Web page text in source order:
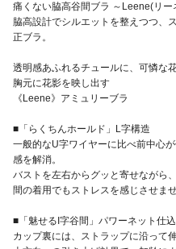
痛くない脇高谷間ブラ ～Leene(リー
脇高設計でシルエットを整えつつ、
正ブラ。
透明感あふれるチュールに、可憐な
胸元に花影を映し出す
《Leene》アミュリーブラ
■「らくちんホールド」L字構造
一般的なU字ワイヤーに比べ前中心
感を解消。
バストを左右からグッと寄せながら
間の着用でもストレスを感じさせませ
■「魅せるI字谷間」パワーネット仕
カップ裏には、ストラップに沿って